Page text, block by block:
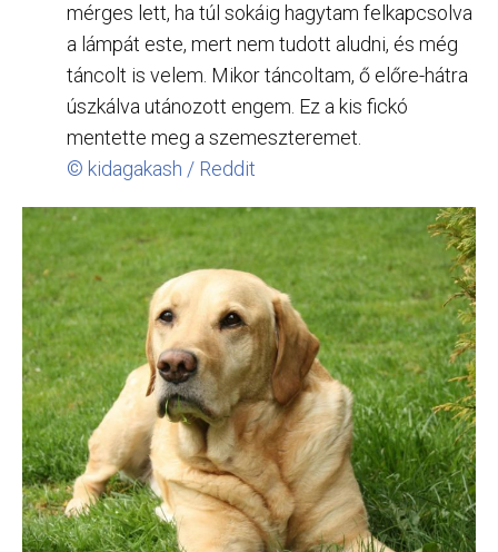
mérges lett, ha túl sokáig hagytam felkapcsolva
a lámpát este, mert nem tudott aludni, és még
táncolt is velem. Mikor táncoltam, ő előre-hátra
úszkálva utánozott engem. Ez a kis fickó
mentette meg a szemeszteremet.
© kidagakash / Reddit